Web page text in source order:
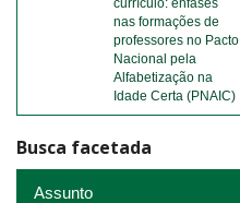
currículo: ênfases
nas formações de
professores no Pacto
Nacional pela
Alfabetização na
Idade Certa (PNAIC)
Busca facetada
Assunto